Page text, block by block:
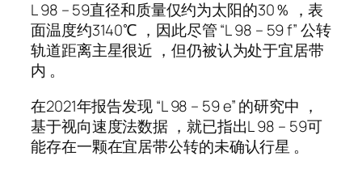
L 98 – 59直径和质量仅约为太阳的30％ ，表
面温度约3140℃ ，因此尽管 “L 98 – 59 f” 公转
轨道距离主星很近 ，但仍被认为处于宜居带
内 。
在2021年报告发现 “L 98 – 59 e” 的研究中 ，
基于视向速度法数据 ，就已指出L 98 – 59可
能存在一颗在宜居带公转的未确认行星 。